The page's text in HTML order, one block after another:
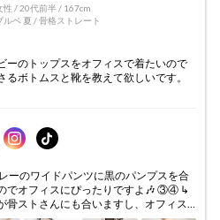
性 /20代前半/ 167cm
ルベ 夏 /骨格ストレート
ーのトップスをオフィスで着たいので
るボトムスと靴を教えて欲しいです。
オフィスにぴったりですよ🎶 ③④ ↳
骨ストさんにも合いますし、オフィス